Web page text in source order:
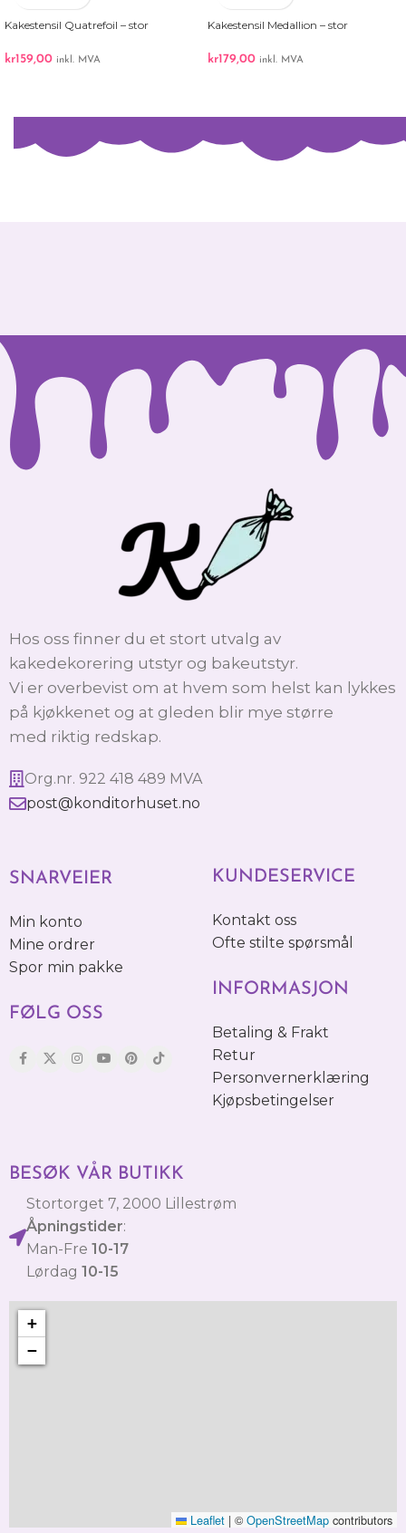
Kakestensil Quatrefoil – stor
kr159,00 inkl. MVA
Kakestensil Medallion – stor
kr179,00 inkl. MVA
Hos oss finner du et stort utvalg av
kakedekorering utstyr og bakeutstyr.
Vi er overbevist om at hvem som helst kan lykkes
på kjøkkenet og at gleden blir mye større
med riktig redskap.
Org.nr. 922 418 489 MVA
post@konditorhuset.no
SNARVEIER
Min konto
Mine ordrer
Spor min pakke
FØLG OSS
KUNDESERVICE
Kontakt oss
Ofte stilte spørsmål
INFORMASJON
Betaling & Frakt
Retur
Personvernerklæring
Kjøpsbetingelser
BESØK VÅR BUTIKK
Stortorget 7, 2000 Lillestrøm
Åpningstider:
Man-Fre 10-17
Lørdag 10-15
+
−
Leaflet | © OpenStreetMap contributors